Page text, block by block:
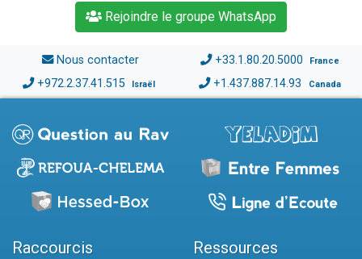
Rejoindre le groupe WhatsApp
Nous contacter +33.1.80.20.5000 France
+972.2.37.41.515 Israël +1.437.887.14.93 Canada
Raccourcis Ressources